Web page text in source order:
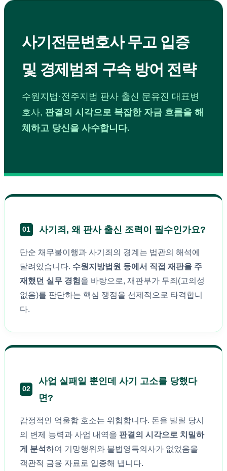
사기전문변호사 무고 입증
및 경제범죄 구속 방어 전략
수원지법·전주지법 판사 출신 문유진 대표변
호사, 판결의 시각으로 복잡한 자금 흐름을 해
체하고 당신을 사수합니다.
01 사기죄, 왜 판사 출신 조력이 필수인가요?
단순 채무불이행과 사기죄의 경계는 법관의 해석에
달려있습니다. 수원지방법원 등에서 직접 재판을 주
재했던 실무 경험 을 바탕으로, 재판부가 무죄(고의성
없음)를 판단하는 핵심 쟁점을 선제적으로 타격합니
다.
02
사업 실패일 뿐인데 사기 고소를 당했다
면?
감정적인 억울함 호소는 위험합니다. 돈을 빌릴 당시
의 변제 능력과 사업 내역을 판결의 시각으로 치밀하
게 분석하여 기망행위와 불법영득의사가 없었음을
객관적 금융 자료로 입증해 냅니다.